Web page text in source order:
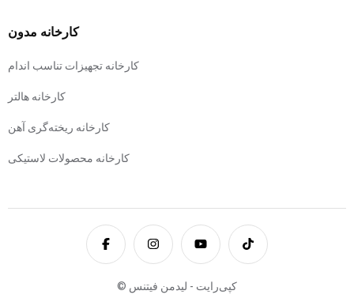
کارخانه مدون
کارخانه تجهیزات تناسب اندام
کارخانه هالتر
کارخانه ریخته‌گری آهن
کارخانه محصولات لاستیکی
© کپی‌رایت - لیدمن فیتنس